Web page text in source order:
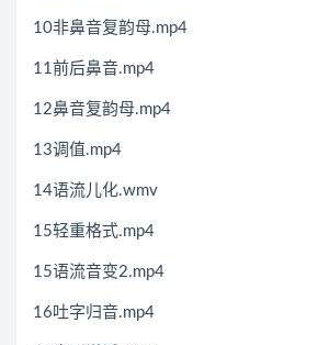
10非鼻音复韵母.mp4
11前后鼻音.mp4
12鼻音复韵母.mp4
13调值.mp4
14语流儿化.wmv
15轻重格式.mp4
15语流音变2.mp4
16吐字归音.mp4